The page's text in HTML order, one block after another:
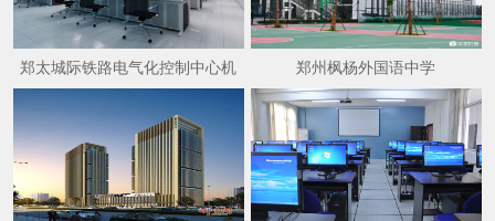
郑太城际铁路电气化控制中心机
郑州枫杨外国语中学